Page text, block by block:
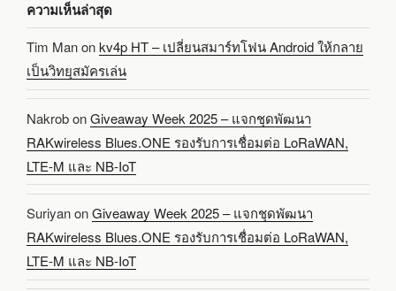
ความเห็นล่าสุด
Tim Manonkv4p HT – เปลี่ยนสมาร์ทโฟน Android ให้กลาย
เป็นวิทยุสมัครเล่น
NakrobonGiveaway Week 2025 – แจกชุดพัฒนา
RAKwireless Blues.ONE รองรับการเชื่อมต่อ LoRaWAN,
LTE-M และ NB-IoT
SuriyanonGiveaway Week 2025 – แจกชุดพัฒนา
RAKwireless Blues.ONE รองรับการเชื่อมต่อ LoRaWAN,
LTE-M และ NB-IoT